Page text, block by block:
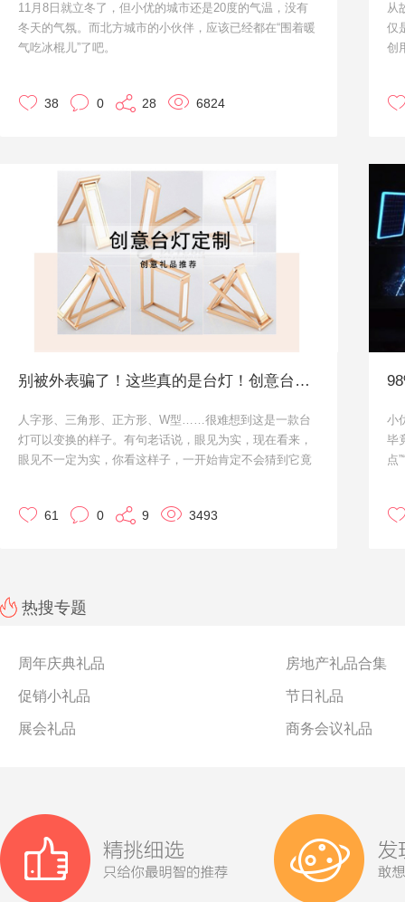
11月8日就立冬了，但小优的城市还是20度的气温，没有
冬天的气氛。而北方城市的小伙伴，应该已经都在“围着暖
气吃冰棍儿”了吧。
给大家推荐一下吧。
38 0 28 6824
从
仅
创
受
祥
活
意
别被外表骗了！这些真的是台灯！创意台灯定制
人字形、三角形、正方形、W型……很难想到这是一款台
灯可以变换的样子。有句老话说，眼见为实，现在看来，
眼见不一定为实，你看这样子，一开始肯定不会猜到它竟
款吧。都可以进行定制噢！
61 0 9 3493
小
毕
点
下
热搜专题
周年庆典礼品 房地产礼品合集
促销小礼品 节日礼品
展会礼品 商务会议礼品